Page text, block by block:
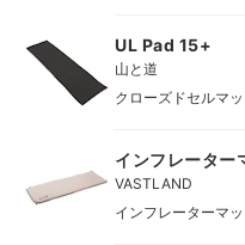
UL Pad 15+
山と道
クローズドセルマッ
インフレーター
VASTLAND
インフレーターマッ